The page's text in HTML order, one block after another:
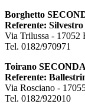
Borghetto
Referente:
Via Trilussa -
Tel. 0182/970971
Toirano
Referente:
Via Rosciano -
Tel. 0182/922010